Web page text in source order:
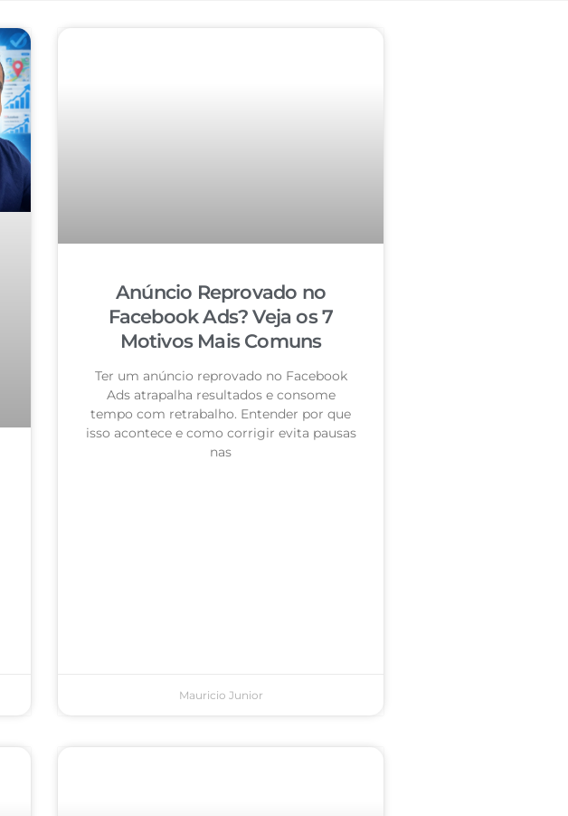
Anúncio Reprovado no
Facebook Ads? Veja os 7
Motivos Mais Comuns
Ter um anúncio reprovado no Facebook
Ads atrapalha resultados e consome
tempo com retrabalho. Entender por que
isso acontece e como corrigir evita pausas
nas
Mauricio Junior